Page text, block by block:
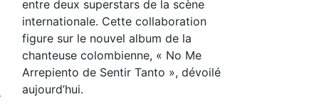
entre deux superstars de la scène
internationale. Cette collaboration
figure sur le nouvel album de la
chanteuse colombienne, « No Me
Arrepiento de Sentir Tanto », dévoilé
aujourd’hui.